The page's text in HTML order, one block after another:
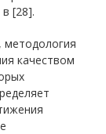
[28].
методология
качеством